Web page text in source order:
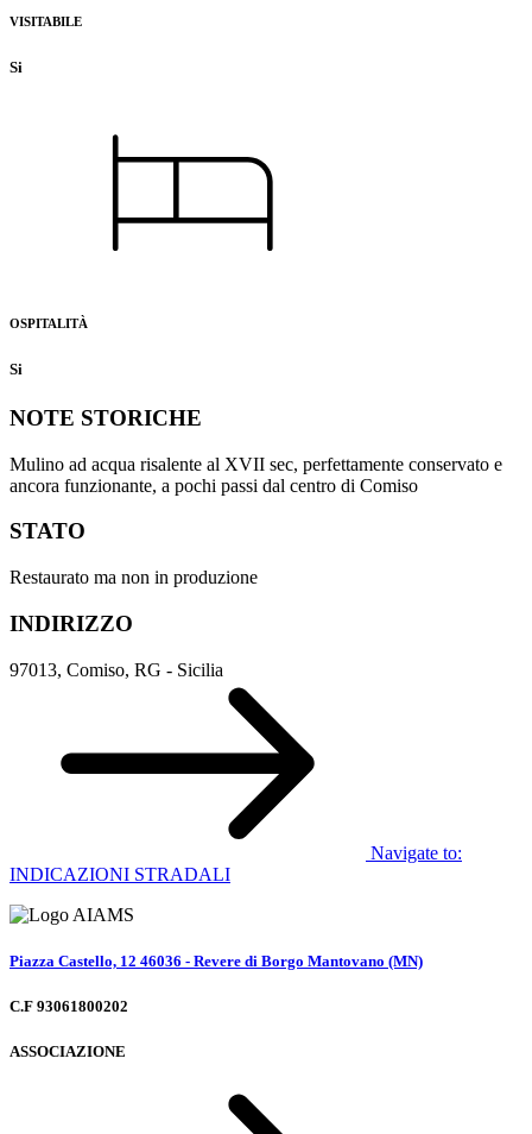
VISITABILE
Si
OSPITALITÀ
Si
NOTE STORICHE
Mulino ad acqua risalente al XVII sec, perfettamente conservato e
ancora funzionante, a pochi passi dal centro di Comiso
STATO
Restaurato ma non in produzione
INDIRIZZO
97013, Comiso, RG - Sicilia
Navigate to:
INDICAZIONI STRADALI
Piazza Castello, 12 46036 - Revere di Borgo Mantovano (MN)
C.F 93061800202
ASSOCIAZIONE